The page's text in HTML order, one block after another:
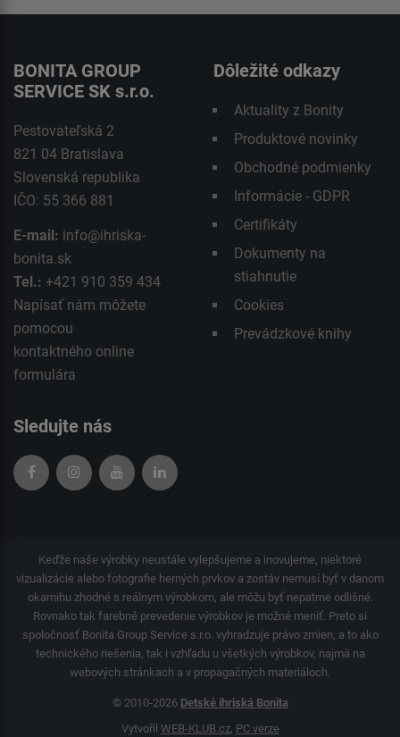
BONITA GROUP
SERVICE SK s.r.o.
Pestovateľská 2
821 04 Bratislava
Slovenská republika
IČO: 55 366 881
E-mail: info@ihriska-
bonita.sk
Tel.: +421 910 359 434
Napísať nám môžete
pomocou
kontaktného online
formulára
Dôležité odkazy
Aktuality z Bonity
Produktové novinky
Obchodné podmienky
Informácie - GDPR
Certifikáty
Dokumenty na
stiahnutie
Cookies
Prevádzkové knihy
Sledujte nás
Keďže naše výrobky neustále vylepšujeme a inovujeme, niektoré
vizualizácie alebo fotografie herných prvkov a zostáv nemusí byť v danom
okamihu zhodné s reálnym výrobkom, ale môžu byť nepatrne odlišné.
Rovnako tak farebné prevedenie výrobkov je možné meniť. Preto si
spoločnosť Bonita Group Service s.r.o. vyhradzuje právo zmien, a to ako
technického riešenia, tak i vzhľadu u všetkých výrobkov, najmä na
webových stránkach a v propagačných materiáloch.
© 2010-2026 Detské ihriská Bonita
Vytvořil WEB-KLUB.cz, PC verze